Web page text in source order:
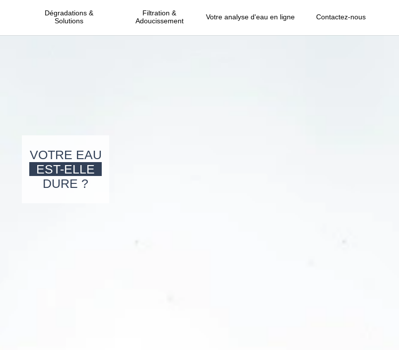
Dégradations &
Solutions
Filtration &
Adoucissement
Votre analyse d'eau en ligne Contactez-nous
VOTRE EAU
EST-ELLE
DURE ?